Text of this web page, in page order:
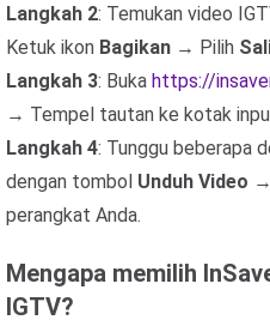
Langkah 2: Temukan video
Ketuk ikon Bagikan → Pilih
Langkah 3: Buka https://
→ Tempel tautan ke kotak
Langkah 4: Tunggu beberapa
dengan tombol Unduh Video
perangkat Anda.
Mengapa memilih
IGTV?